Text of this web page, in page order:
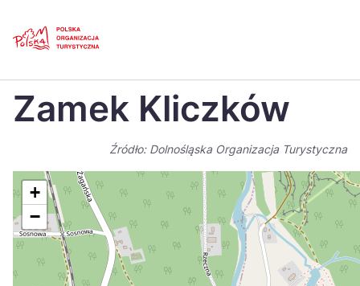
Polski
Español
Italiano
Nederlands 日本
Zamek Kliczków
Źródło: Dolnośląska Organizacja Turystyczna
+
−